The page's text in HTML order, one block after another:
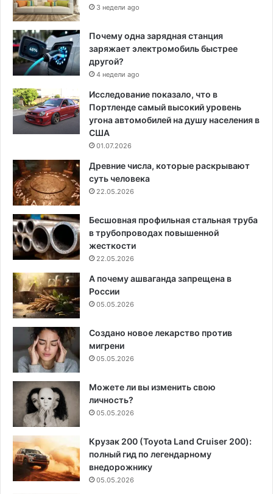
3 недели ago
Почему одна зарядная станция
заряжает электромобиль быстрее
другой?
4 недели ago
Исследование показало, что в
Портленде самый высокий уровень
угона автомобилей на душу населения в
США
01.07.2026
Древние числа, которые раскрывают
суть человека
22.05.2026
Бесшовная профильная стальная труба
в трубопроводах повышенной
жесткости
22.05.2026
А почему ашваганда запрещена в
России
05.05.2026
Создано новое лекарство против
мигрени
05.05.2026
Можете ли вы изменить свою
личность?
05.05.2026
Крузак 200 (Toyota Land Cruiser 200):
полный гид по легендарному
внедорожнику
05.05.2026